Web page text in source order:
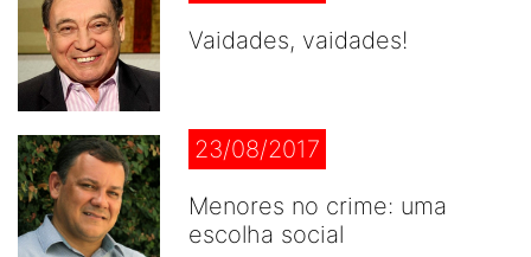
Vaidades, vaidades!
23/08/2017
Menores no crime: uma
escolha social